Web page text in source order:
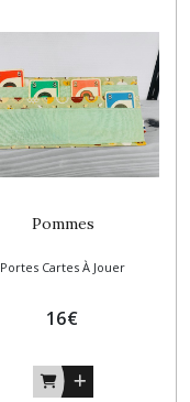
Pommes
Portes Cartes À Jouer
16€